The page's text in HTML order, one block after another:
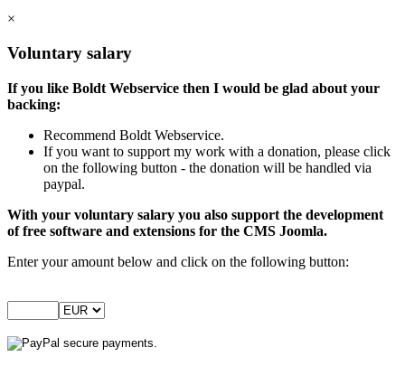
×
Voluntary salary
If you like Boldt Webservice then I would be glad about your
backing:
Recommend Boldt Webservice.
If you want to support my work with a donation, please click
on the following button - the donation will be handled via
paypal.
With your voluntary salary you also support the development
of free software and extensions for the CMS Joomla.
Enter your amount below and click on the following button: